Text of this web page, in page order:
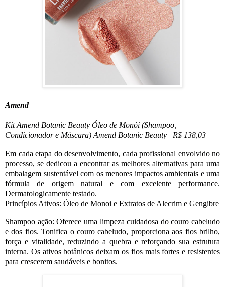
Amend
Kit Amend Botanic Beauty Óleo de Monói (Shampoo,
Condicionador e Máscara) Amend Botanic Beauty | R$ 138,03
Em cada etapa do desenvolvimento, cada profissional envolvido no
processo, se dedicou a encontrar as melhores alternativas para uma
embalagem sustentável com os menores impactos ambientais e uma
fórmula de origem natural e com excelente performance.
Dermatologicamente testado.
Princípios Ativos: Óleo de Monoi e Extratos de Alecrim e Gengibre
Shampoo ação: Oferece uma limpeza cuidadosa do couro cabeludo
e dos fios. Tonifica o couro cabeludo, proporciona aos fios brilho,
força e vitalidade, reduzindo a quebra e reforçando sua estrutura
interna. Os ativos botânicos deixam os fios mais fortes e resistentes
para crescerem saudáveis e bonitos.